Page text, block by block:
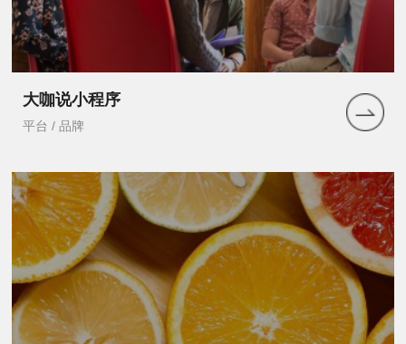
大咖说小程序
平台 / 品牌